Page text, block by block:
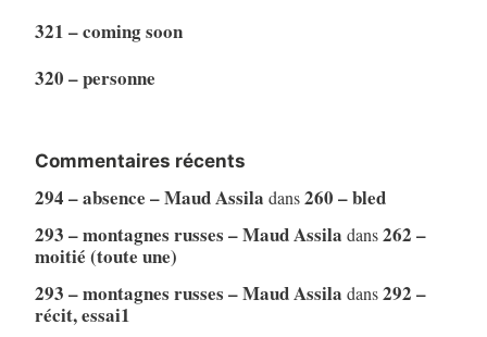
321 – coming soon
320 – personne
Commentaires récents
294 – absence – Maud Assila dans260 – bled
293 – montagnes russes – Maud Assila dans262 –
moitié (toute une)
293 – montagnes russes – Maud Assila dans292 –
récit, essai1